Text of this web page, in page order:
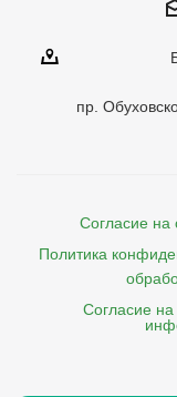
пр.
Согласие на
Политика
Согласие